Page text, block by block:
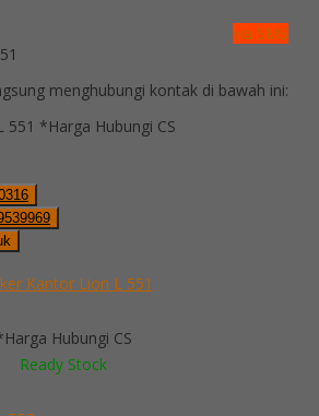
via SMS
menghubungi kontak di bawah ini:
*Harga Hubungi CS
Kantor Lion L 551
Hubungi CS
Ready Stock